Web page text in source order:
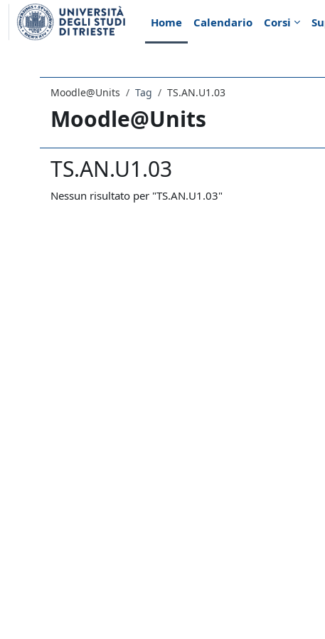
Vai al contenuto principale
Home
Calendario Corsi
Moodle@Units Tag TS.AN.U1.03
Moodle@Units
TS.AN.U1.03
Nessun risultato per "TS.AN.U1.03"